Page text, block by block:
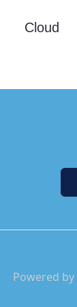
Cloud
Powered by